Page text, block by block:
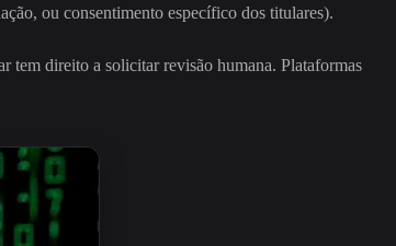
ou consentimento específico dos titulares).
tem direito a solicitar revisão humana. Plataformas